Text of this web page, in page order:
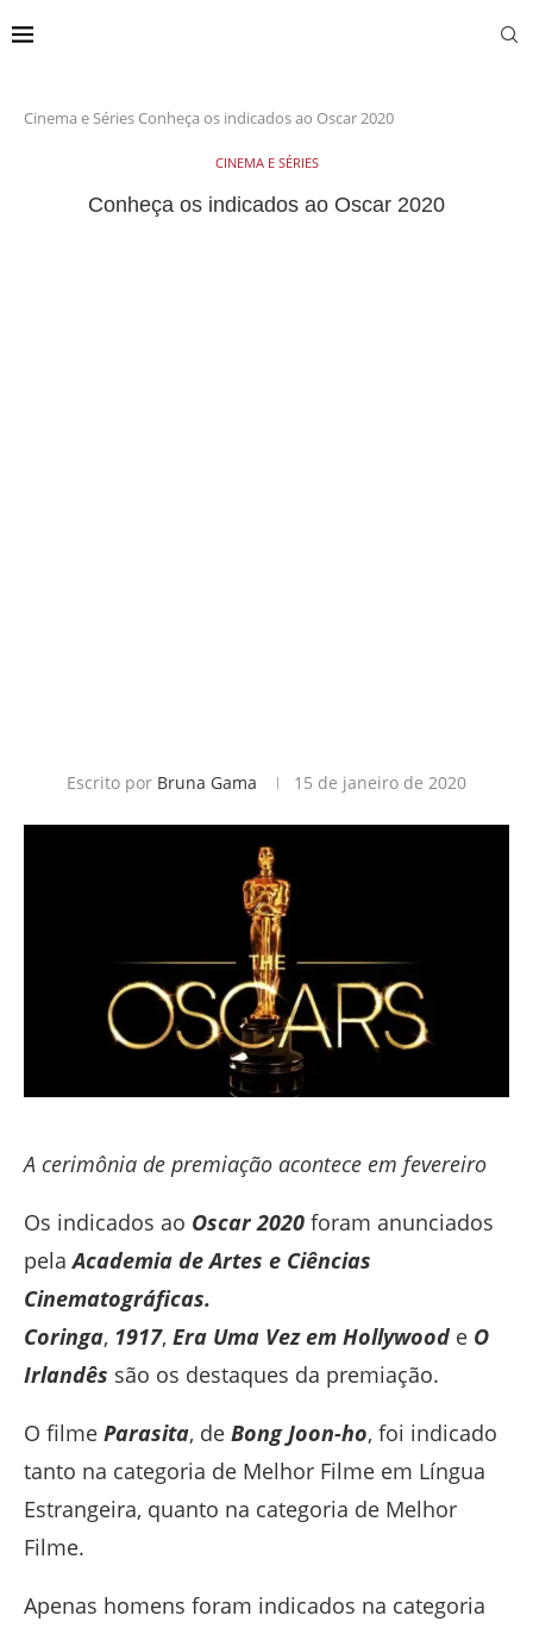
Cinema e Séries Conheça os indicados ao Oscar 2020
CINEMA E SÉRIES
Conheça os indicados ao Oscar 2020
Escrito por Bruna Gama 15 de janeiro de 2020
A cerimônia de premiação acontece em fevereiro
Os indicados ao Oscar 2020 foram anunciados
pelaAcademia de Artes e Ciências
Cinematográficas.
Coringa, 1917, Era Uma Vez em Hollywood e O
Irlandês são os destaques da premiação.
O filme Parasita, de Bong Joon-ho, foi indicado
tanto na categoria de Melhor Filme em Língua
Estrangeira, quanto na categoria de Melhor
Filme.
Apenas homens foram indicados na categoria